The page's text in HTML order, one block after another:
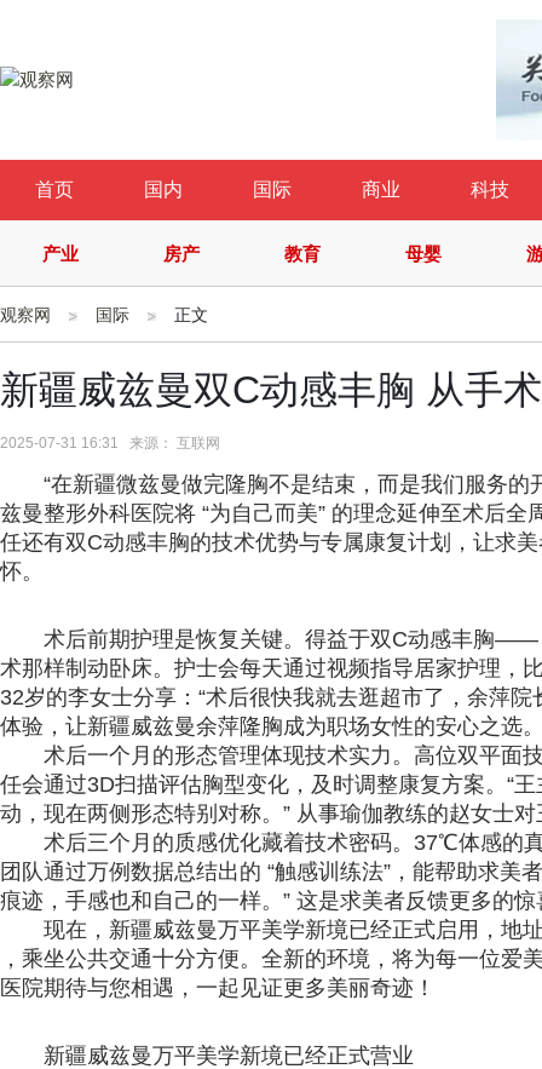
首页 国内 国际 商业 科技
产业 房产 教育 母婴
观察网 国际 正文
新疆威兹曼双C动感丰胸 从手
2025-07-31 16:31 来源： 互联网
“在新疆微兹曼做完隆胸不是结束，而是我们服务
兹曼整形外科医院将 “为自己而美” 的理念延伸至术后
任还有双C动感丰胸的技术优势与专属康复计划，让求
怀。
术后前期护理是恢复关键。得益于双C动感丰胸
术那样制动卧床。护士会每天通过视频指导居家护理，
32岁的李女士分享：“术后很快我就去逛超市了，余萍
体验，让新疆威兹曼余萍隆胸成为职场女性的安心之选
术后一个月的形态管理体现技术实力。高位双平面
任会通过3D扫描评估胸型变化，及时调整康复方案。“
动，现在两侧形态特别对称。” 从事瑜伽教练的赵女士
术后三个月的质感优化藏着技术密码。37℃体感的
团队通过万例数据总结出的 “触感训练法”，能帮助求美
痕迹，手感也和自己的一样。” 这是求美者反馈更多的惊
现在，新疆威兹曼万平美学新境已经正式启用，地
，乘坐公共交通十分方便。全新的环境，将为每一位
医院期待与您相遇，一起见证更多美丽奇迹！
新疆威兹曼万平美学新境已经正式营业